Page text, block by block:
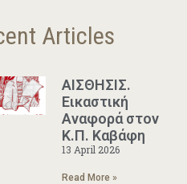
Articles
ΑΙΣΘΗΣΙΣ.
Εικαστική
Αναφορά στον
Κ.Π. Καβάφη
13 April 2026
Read More »